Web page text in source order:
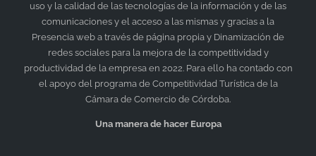
uso y la calidad de las tecnologías de la información y de las
comunicaciones y el acceso a las mismas y gracias a la
Presencia web a través de página propia y Dinamización de
redes sociales para la mejora de la competitividad y
productividad de la empresa en 2022. Para ello ha contado con
el apoyo del programa de Competitividad Turística de la
Cámara de Comercio de Córdoba.
Una manera de hacer Europa